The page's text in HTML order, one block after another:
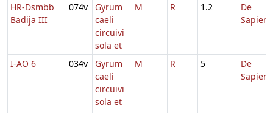
HR-Dsmbb
Badija III
074v
Gyrum
caeli
circuivi
sola et
M R 1.2
De
I-AO 6 034v
Gyrum
caeli
circuivi
sola et
M R 5
De